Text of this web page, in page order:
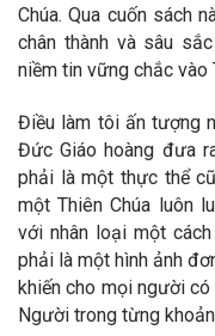
Chúa. Qua cuốn sách
chân thành và sâu
niềm tin vững chắc vào
Điều làm tôi ấn tượng
Đức Giáo hoàng đưa
phải là một thực thể
một Thiên Chúa luôn
với nhân loại một
phải là một hình ảnh
khiến cho mọi người
Người trong từng